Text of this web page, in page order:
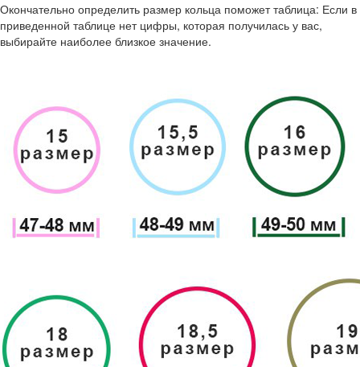
Окончательно определить размер кольца поможет таблица: Если в
приведенной таблице нет цифры, которая получилась у вас,
выбирайте наиболее близкое значение.